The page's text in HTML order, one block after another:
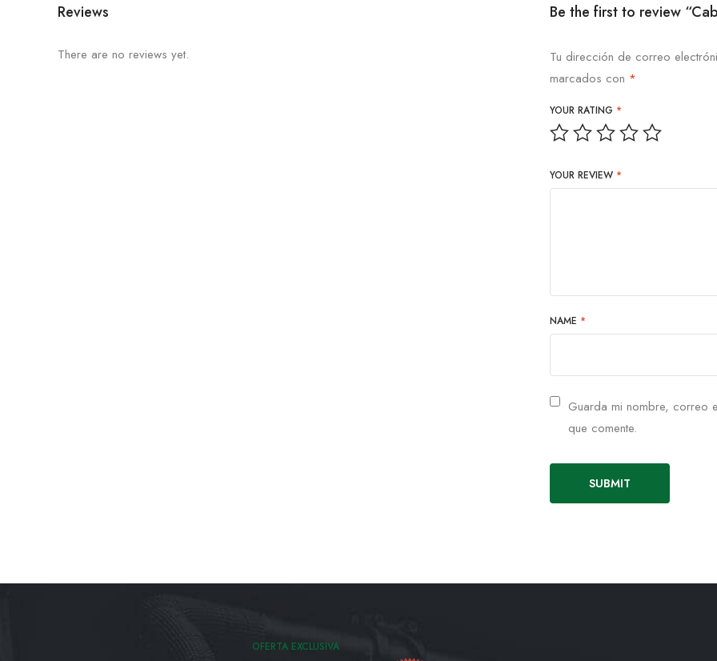
Reviews
There are no reviews yet.
Be the first to review
Tu dirección de correo
marcados con *
YOUR RATING *
YOUR REVIEW *
NAME *
Guarda mi nombre, correo
que comente.
OFERTA EXCLUSIVA